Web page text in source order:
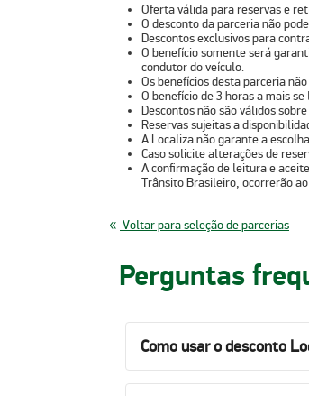
Oferta válida para reservas e
O desconto da parceria não
Descontos exclusivos para
O benefício somente será
condutor do veículo.
Os benefícios desta parceria
O benefício de 3 horas a mais
Descontos não são válidos
Reservas sujeitas a
A Localiza não garante a
Caso solicite alterações de
A confirmação de leitura e
Trânsito Brasileiro, ocorrerão
Voltar para seleção de parcerias
Perguntas
Como usar o desconto